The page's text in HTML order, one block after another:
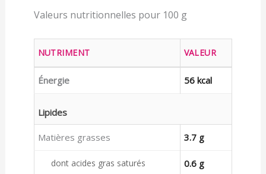
Valeurs nutritionnelles pour 100 g
NUTRIMENT VALEUR
Énergie 56 kcal
Lipides
Matières grasses 3.7 g
dont acides gras saturés 0.6 g